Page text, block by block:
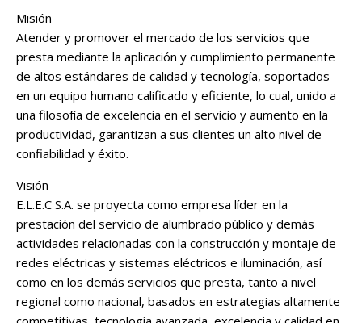
Misión
Atender y promover el mercado de los servicios que
presta mediante la aplicación y cumplimiento permanente
de altos estándares de calidad y tecnología, soportados
en un equipo humano calificado y eficiente, lo cual, unido a
una filosofía de excelencia en el servicio y aumento en la
productividad, garantizan a sus clientes un alto nivel de
confiabilidad y éxito.
Visión
E.L.E.C S.A. se proyecta como empresa líder en la
prestación del servicio de alumbrado público y demás
actividades relacionadas con la construcción y montaje de
redes eléctricas y sistemas eléctricos e iluminación, así
como en los demás servicios que presta, tanto a nivel
regional como nacional, basados en estrategias altamente